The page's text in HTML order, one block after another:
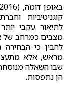
קוגניטיביות
לתיאור עקבי
מצבים כמרחב של
להבין כי הבחירה
מראש, אלא
שבו השאלה
הן נתפסות.